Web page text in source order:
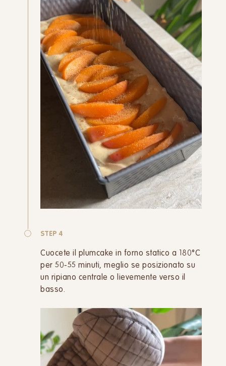
STEP 4
Cuocete il plumcake in forno statico a 180°C
per 50-55 minuti, meglio se posizionato su
un ripiano centrale o lievemente verso il
basso.